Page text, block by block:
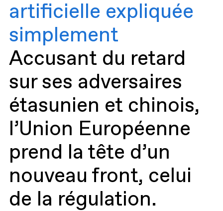
artificielle expliquée
simplement
Accusant du retard
sur ses adversaires
étasunien et chinois,
l’Union Européenne
prend la tête d’un
nouveau front, celui
de la régulation.